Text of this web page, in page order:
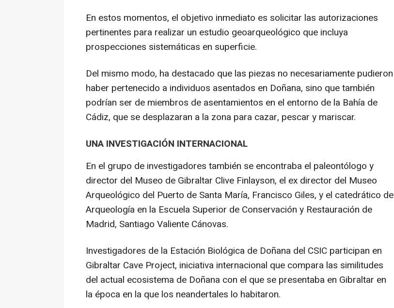
En estos momentos, el objetivo inmediato es solicitar las autorizaciones
pertinentes para realizar un estudio geoarqueológico que incluya
prospecciones sistemáticas en superficie.
Del mismo modo, ha destacado que las piezas no necesariamente pudieron
haber pertenecido a individuos asentados en Doñana, sino que también
podrían ser de miembros de asentamientos en el entorno de la Bahía de
Cádiz, que se desplazaran a la zona para cazar, pescar y mariscar.
UNA INVESTIGACIÓN INTERNACIONAL
En el grupo de investigadores también se encontraba el paleontólogo y
director del Museo de Gibraltar Clive Finlayson, el ex director del Museo
Arqueológico del Puerto de Santa María, Francisco Giles, y el catedrático de
Arqueología en la Escuela Superior de Conservación y Restauración de
Madrid, Santiago Valiente Cánovas.
Investigadores de la Estación Biológica de Doñana del CSIC participan en
Gibraltar Cave Project, iniciativa internacional que compara las similitudes
del actual ecosistema de Doñana con el que se presentaba en Gibraltar en
la época en la que los neandertales lo habitaron.